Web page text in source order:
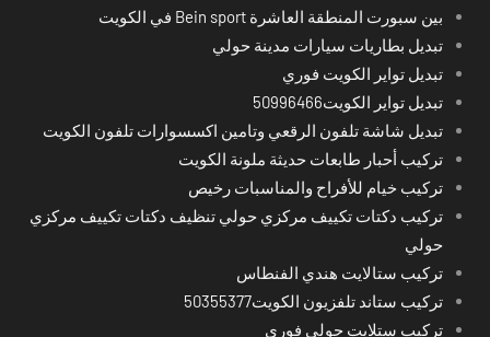
بين سبورت المنطقة العاشرة Bein sport في الكويت
تبديل بطاريات سيارات مدينة حولي
تبديل تواير الكويت فوري
تبديل تواير الكويت50996466
تبديل شاشة تلفون الرقعي وتامين اكسسوارات تلفون الكويت
تركيب أحبار طابعات حديثة ملونة الكويت
تركيب خيام للأفراح والمناسبات رخيص
تركيب دكتات تكييف مركزي حولي تنظيف دكتات تكييف مركزي
حولي
تركيب ستالايت هندي الفنطاس
تركيب ستاند تلفزيون الكويت50355377
تركيب ستلايت حولي فوري